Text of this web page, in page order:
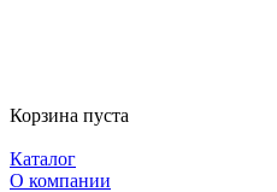
Корзина пуста
Каталог
О компании